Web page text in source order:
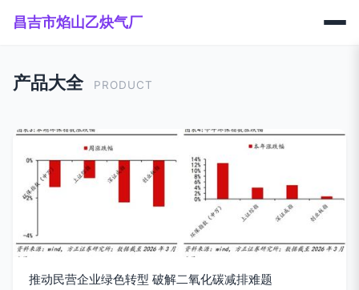
昌吉市焰山乙炔气厂
产品大全 PRODUCT
推动民营企业绿色转型 破解二氧化碳减排难题